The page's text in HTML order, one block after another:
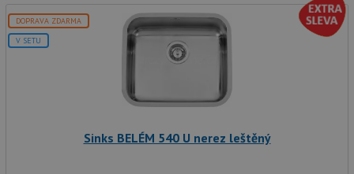
DOPRAVA ZDARMA
V SETU
Sinks BELÉM 540 U nerez leštěný